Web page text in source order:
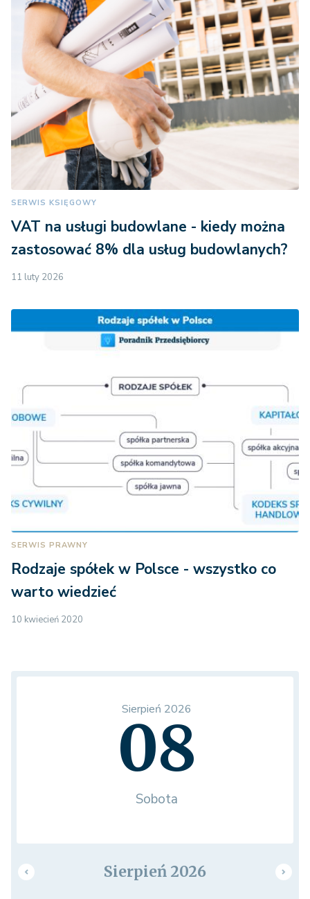
SERWIS KSIĘGOWY
VAT na usługi budowlane - kiedy można
zastosować 8% dla usług budowlanych?
11 luty 2026
SERWIS PRAWNY
Rodzaje spółek w Polsce - wszystko co
warto wiedzieć
10 kwiecień 2020
Sierpień 2026
08
Sobota
Sierpień 2026